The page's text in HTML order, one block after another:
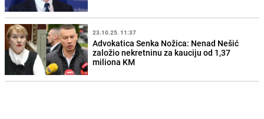
23.10.25. 11:37
Advokatica Senka Nožica: Nenad Nešić
založio nekretninu za kauciju od 1,37
miliona KM